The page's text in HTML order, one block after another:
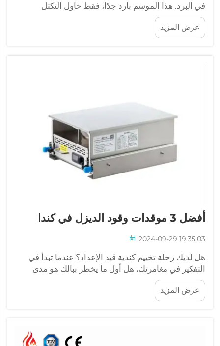
في البرد. هذا الموسم بارد جدًا، فقط حاول التكتل
بالملابس والحفاظ على دفئك في الهواء الطلق. إذا أردت
أن تكون مرتاحًا تمامًا في مركبتك الترحالية مع استمرار
تشغيل جميع وسائل الراحة...
عرض المزيد
أفضل 3 موقدات وقود الديزل في كندا
2024-09-29 19:35:03
هل لديك رحلة تخييم كندية قيد الإعداد؟ عندما تبدأ في
التفكير في مغامرتك، هل أول ما يخطر ببالك هو مدى
البرودة التي قد تنال منك؟ لا تقلق إطلاقًا. بغض النظر عن
لسيارتك أثناء الوقوف.
عرض المزيد